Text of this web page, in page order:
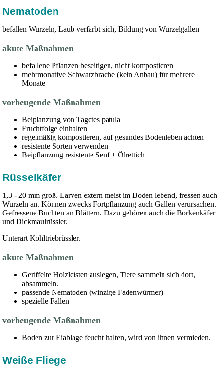
Nematoden
befallen Wurzeln, Laub verfärbt sich, Bildung von Wurzelgallen
akute Maßnahmen
befallene Pflanzen beseitigen, nicht kompostieren
mehrmonative Schwarzbrache (kein Anbau) für mehrere
Monate
vorbeugende Maßnahmen
Beiplanzung von Tagetes patula
Fruchtfolge einhalten
regelmäßig kompostieren, auf gesundes Bodenleben achten
resistente Sorten verwenden
Beipflanzung resistente Senf + Ölrettich
Rüsselkäfer
1,3 - 20 mm groß. Larven extern meist im Boden lebend, fressen auch
Wurzeln an. Können zwecks Fortpflanzung auch Gallen verursachen.
Gefressene Buchten an Blättern. Dazu gehören auch die Borkenkäfer
und Dickmaulrüssler.
Unterart Kohltriebrüssler.
akute Maßnahmen
Geriffelte Holzleisten auslegen, Tiere sammeln sich dort,
absammeln.
passende Nematoden (winzige Fadenwürmer)
spezielle Fallen
vorbeugende Maßnahmen
Boden zur Eiablage feucht halten, wird von ihnen vermieden.
Weiße Fliege